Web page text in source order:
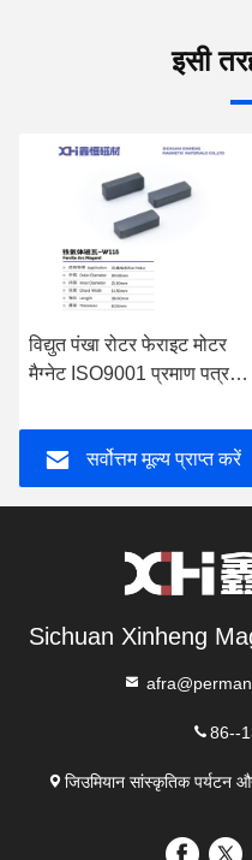
इसी
विद्युत पंखा रोटर फेराइट मोटर
मैग्नेट ISO9001 प्रमाण पत्र
सर्वोत्तम मूल्य प्राप्त करें
Sichuan Xinheng
86--
जिउमियान सांस्कृतिक पर्यटन